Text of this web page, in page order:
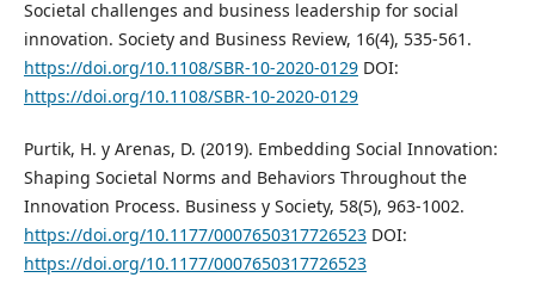
Societal challenges and business leadership for social
innovation. Society and Business Review, 16(4), 535-561.
https://doi.org/10.1108/SBR-10-2020-0129DOI:
https://doi.org/10.1108/SBR-10-2020-0129
Purtik, H. y Arenas, D. (2019). Embedding Social Innovation:
Shaping Societal Norms and Behaviors Throughout the
Innovation Process. Business y Society, 58(5), 963-1002.
https://doi.org/10.1177/0007650317726523DOI:
https://doi.org/10.1177/0007650317726523